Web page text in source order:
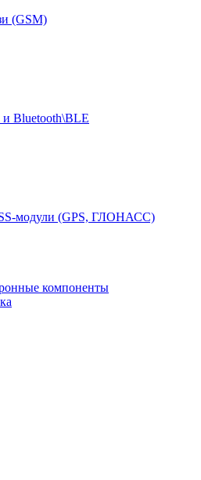
(GSM)
Bluetooth\BLE
модули (GPS, ГЛОНАСС)
компоненты